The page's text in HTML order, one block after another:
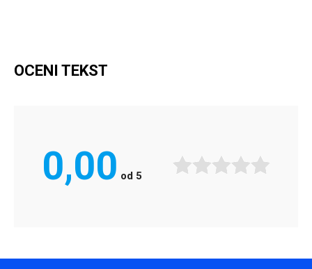
OCENI TEKST
0,00 od 5